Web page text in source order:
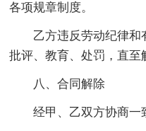
各项规章制度。
乙方违反劳动纪律
批评、教育、处罚，直至
八、合同解除
经甲、乙双方协商一